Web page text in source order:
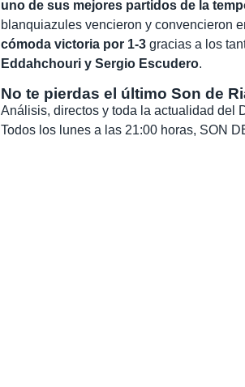
uno de sus mejores partidos de la
blanquiazules vencieron y convencieron
cómoda victoria por 1-3 gracias a los
Eddahchouri y Sergio Escudero.
No te pierdas el último Son de
Análisis, directos y toda la actualidad del
Todos los lunes a las 21:00 horas, SON